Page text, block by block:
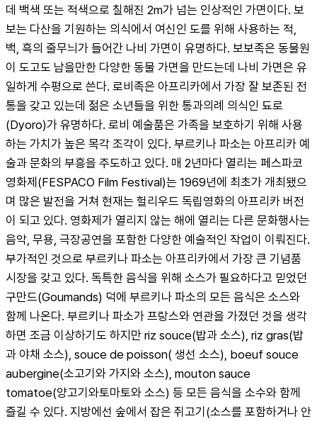
데 백색 또는 적색으로 칠해진 2m가 넘는 인상적인 가면이다. 보
보는 다산을 기원하는 의식에서 여신인 도를 위해 사용하는 적,
백, 흑의 줄무늬가 들어간 나비 가면이 유명하다. 보보족은 동물원
이 도고도 남을만한 다양한 동물 가면을 만드는데 나비 가면은 유
일하게 수평으로 쓴다. 로비족은 아프리카에서 가장 잘 보존된 전
통을 갖고 있는데 젊은 소년들을 위한 통과의례 의식인 됴로
(Dyoro)가 유명하다. 로비 예술품은 가족을 보호하기 위해 사용
하는 가치가 높은 목각 조각이 있다. 부르키나 파소는 아프리카 예
술과 문화의 부흥을 주도하고 있다. 매 2년마다 열리는 페스파코
영화제(FESPACO Film Festival)는 1969년에 최초가 개최됐으
며 많은 발전을 거쳐 현재는 헐리우드 독립영화의 아프리카 버전
이 되고 있다. 영화제가 열리지 않는 해에 열리는 다른 문화행사는
음악, 무용, 극장공연을 포함한 다양한 예술적인 작업이 이뤄진다.
부가적인 것으로 부르키나 파소는 아프리카에서 가장 큰 기념품
시장을 갖고 있다. 독특한 음식을 위해 소스가 필요하다고 믿었던
구만드(Goumands) 덕에 부르키나 파소의 모든 음식은 소스와
함께 나온다. 부르키나 파소가 프랑스와 연관을 가졌던 것을 생각
하면 조금 이상하기도 하지만 riz souce(밥과 소스), riz gras(밥
과 야채 소스), souce de poisson( 생선 소스), boeuf souce
aubergine(소고기와 가지와 소스), mouton sauce
tomatoe(양고기와토마토와 소스) 등 모든 음식을 소수와 함께
즐길 수 있다. 지방에선 숲에서 잡은 쥐고기(소스를 포함하거나 안